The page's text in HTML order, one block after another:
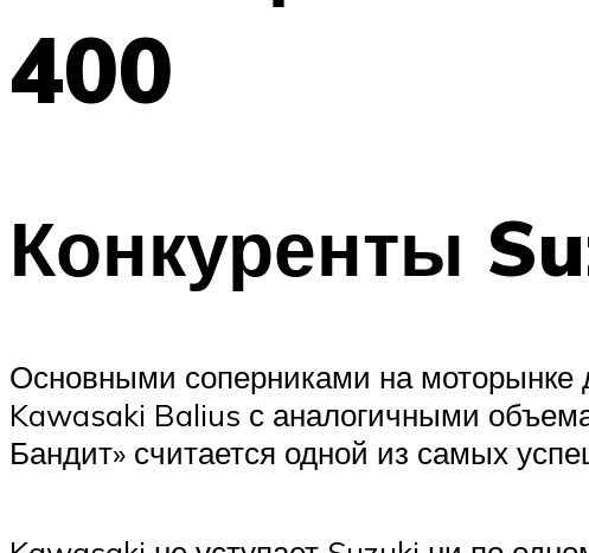
400
Конкуренты
Основными соперниками на моторынке
Kawasaki Balius с аналогичными
Бандит» считается одной из самых